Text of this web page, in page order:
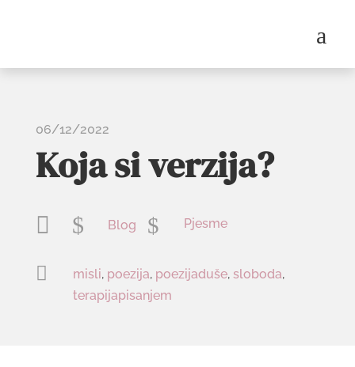
a
06/12/2022
Koja si verzija?
 $ Blog $ Pjesme
 misli, poezija, poezijaduše, sloboda,
terapijapisanjem